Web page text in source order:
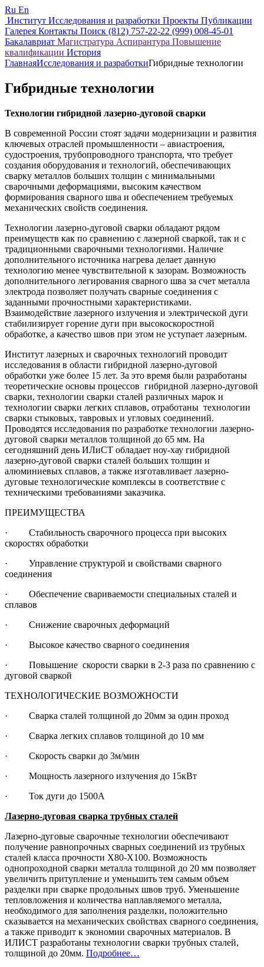
Ru En
Институт Исследования и разработки Проекты Публикации
Галерея Контакты Поиск (812) 757-22-22 (999) 008-45-01
Бакалавриат Магистратура Аспирантура Повышение
квалификации История
ГлавнаяИсследования и разработкиГибридные технологии
Гибридные технологии
Технологии гибридной лазерно-дуговой сварки
В современной России стоят задачи модернизации и развития
ключевых отраслей промышленности – авиастроения,
судостроения, трубопроводного транспорта, что требует
создания оборудования и технологий, обеспечивающих
сварку металлов больших толщин с минимальными
сварочными деформациями, высоким качеством
формирования сварного шва и обеспечением требуемых
механических свойств соединения.
Технологии лазерно-дуговой сварки обладают рядом
преимуществ как по сравнению с лазерной сваркой, так и с
традиционными сварочными технологиями. Наличие
дополнительного источника нагрева делает данную
технологию менее чувствительной к зазорам. Возможность
дополнительного легирования сварного шва за счет металла
электрода позволяет получать сварные соединения с
заданными прочностными характеристиками.
Взаимодействие лазерного излучения и электрической дуги
стабилизирует горение дуги при высокоскоростной
обработке, а качество швов при этом не уступает лазерным.
Институт лазерных и сварочных технологий проводит
исследования в области гибридной лазерно-дуговой
обработки уже более 15 лет. За это время были разработаны
теоретические основы процессов гибридной лазерно-дуговой
сварки, технологии сварки сталей различных марок и
технологии сварки легких сплавов, отработаны технологии
сварки стыковых, тавровых и угловых соединений.
Проводятся исследования по разработке технологии лазерно-
дуговой сварки металлов толщиной до 65 мм. На
сегодняшний день ИЛиСТ обладает ноу-хау гибридной
лазерно-дуговой сварки сталей больших толщин и
алюминиевых сплавов, а также изготавливает лазерно-
дуговые технологические комплексы в соответствие с
техническими требованиями заказчика.
ПРЕИМУЩЕСТВА
· Стабильность сварочного процесса при высоких
скоростях обработки
· Управление структурой и свойствами сварного
соединения
· Обеспечение свариваемости специальных сталей и
сплавов
· Снижение сварочных деформаций
· Высокое качество сварного соединения
· Повышение скорости сварки в 2-3 раза по сравнению с
дуговой сваркой
ТЕХНОЛОГИЧЕСКИЕ ВОЗМОЖНОСТИ
· Сварка сталей толщиной до 20мм за один проход
· Сварка легких сплавов толщиной до 10 мм
· Скорость сварки до 3м/мин
· Мощность лазерного излучения до 15кВт
· Ток дуги до 1500А
Лазерно-дуговая сварка трубных сталей
Лазерно-дуговые сварочные технологии обеспечивают
получение равнопрочных сварных соединений из трубных
сталей класса прочности Х80-Х100. Возможность
однопроходной сварки металла толщиной до 20 мм позволяет
увеличить притупление и уменьшить тем самым объем
разделки при сварке продольных швов труб. Уменьшение
тепловложения и количества наплавляемого металла,
необходимого для заполнения разделки, положительно
сказывается на механических свойствах сварного соединения,
а также приводит к экономии сварочных материалов. В
ИЛИСТ разработаны технологии сварки трубных сталей,
толщиной до 20мм. Подробнее…